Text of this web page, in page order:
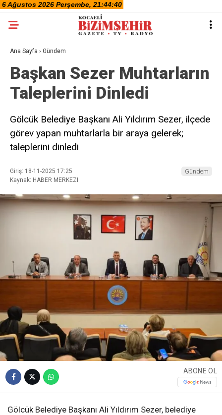
Ana Sayfa › Gündem
Başkan Sezer Muhtarların
Taleplerini Dinledi
Gölcük Belediye Başkanı Ali Yıldırım Sezer, ilçede
görev yapan muhtarlarla bir araya gelerek;
taleplerini dinledi
Giriş: 18-11-2025 17:25
Kaynak: HABER MERKEZI
Gündem
ABONE OL
Gölcük Belediye Başkanı Ali Yıldırım Sezer, belediye